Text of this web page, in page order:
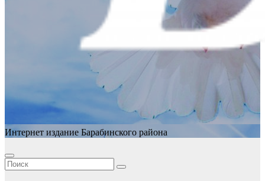
Интернет издание Барабинского района